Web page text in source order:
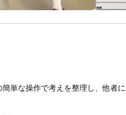
単な操作で考えを整理し、他者